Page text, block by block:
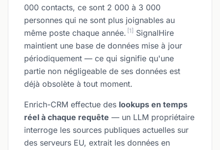
000 contacts, ce sont 2 000 à 3 000
personnes qui ne sont plus joignables au
même poste chaque année. [1] SignalHire
maintient une base de données mise à jour
périodiquement — ce qui signifie qu'une
partie non négligeable de ses données est
déjà obsolète à tout moment.
Enrich-CRM effectue des lookups en temps
réel à chaque requête — un LLM propriétaire
interroge les sources publiques actuelles sur
des serveurs EU, extrait les données en